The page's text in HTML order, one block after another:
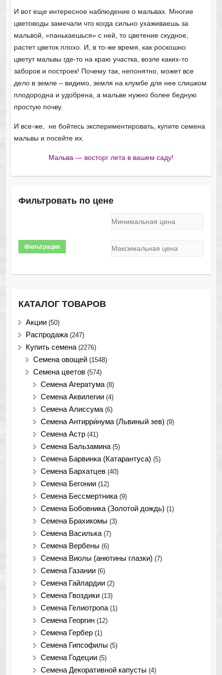
И вот еще интересное наблюдение о мальвах. Многие
цветоводы замечали что когда сильно ухаживаешь за
мальвой, «панькаешься» с ней, то цветение скудное,
растет цветок плохо. И, в то-же время, как роскошно
цветут мальвы где-то на краю участка, возле каких-то
заборов и построек! Почему так, непонятно, может все
дело в земле – видимо, земля на клумбе для нее слишком
плодородна и удобрена, а мальве нужно более бедную
простую почву.
И все-же, не бойтесь экспериментировать, купите семена
мальвы и посейте их.
Мальва — восторг лета в вашем саду!
Фильтровать по цене
Фильтрация
КАТАЛОГ ТОВАРОВ
Акции (50)
Распродажа (247)
Купить семена (2276)
Семена овощей (1548)
Семена цветов (574)
Семена Агератума (8)
Семена Аквилегии (4)
Семена Алиссума (6)
Семена Антирри́нума (Львиный зев) (9)
Семена Астр (41)
Семена Бальзамина (5)
Семена Барвинка (Катарантуса) (5)
Семена Бархатцев (40)
Семена Бегонии (12)
Семена Бессмертника (9)
Семена Бобовника (Золотой дождь) (1)
Семена Брахикомы (3)
Семена Василька (7)
Семена Вербены (6)
Семена Виолы (анютины глазки) (7)
Семена Газании (6)
Семена Гайлардии (2)
Семена Гвоздики (13)
Семена Гелиотропа (1)
Семена Георгин (12)
Семена Гербер (1)
Семена Гипсофилы (5)
Семена Годеции (5)
Семена Декоративной капусты (4)